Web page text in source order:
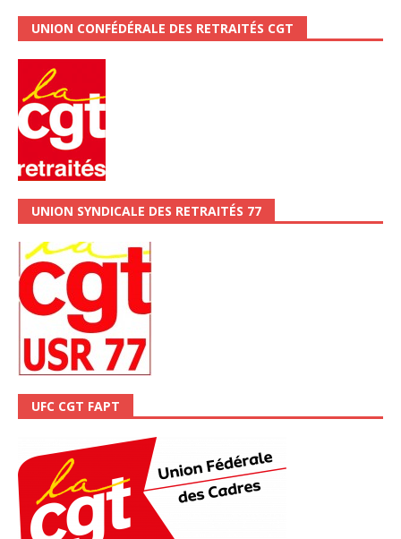
UNION CONFÉDÉRALE DES RETRAITÉS CGT
UNION SYNDICALE DES RETRAITÉS 77
UFC CGT FAPT